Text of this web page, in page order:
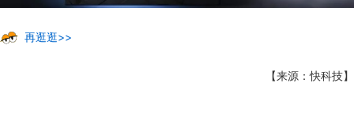
再逛逛>>
【来源：快科技】